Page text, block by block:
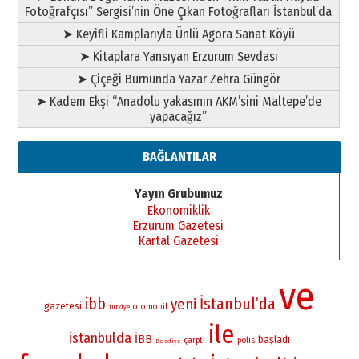
Fotoğrafçısı” Sergisi’nin Öne Çıkan Fotoğrafları İstanbul’da
➤ Keyifli Kamplarıyla Ünlü Agora Sanat Köyü
➤ Kitaplara Yansıyan Erzurum Sevdası
➤ Çiçeği Burnunda Yazar Zehra Güngör
➤ Kadem Ekşi “Anadolu yakasının AKM’sini Maltepe’de
yapacağız”
BAĞLANTILAR
Yayın Grubumuz
Ekonomiklik
Erzurum Gazetesi
Kartal Gazetesi
gazetesi ibb turkiye otomobil yeni İstanbul’da ve
istanbulda İBB Belediye çarptı ile polis başladı